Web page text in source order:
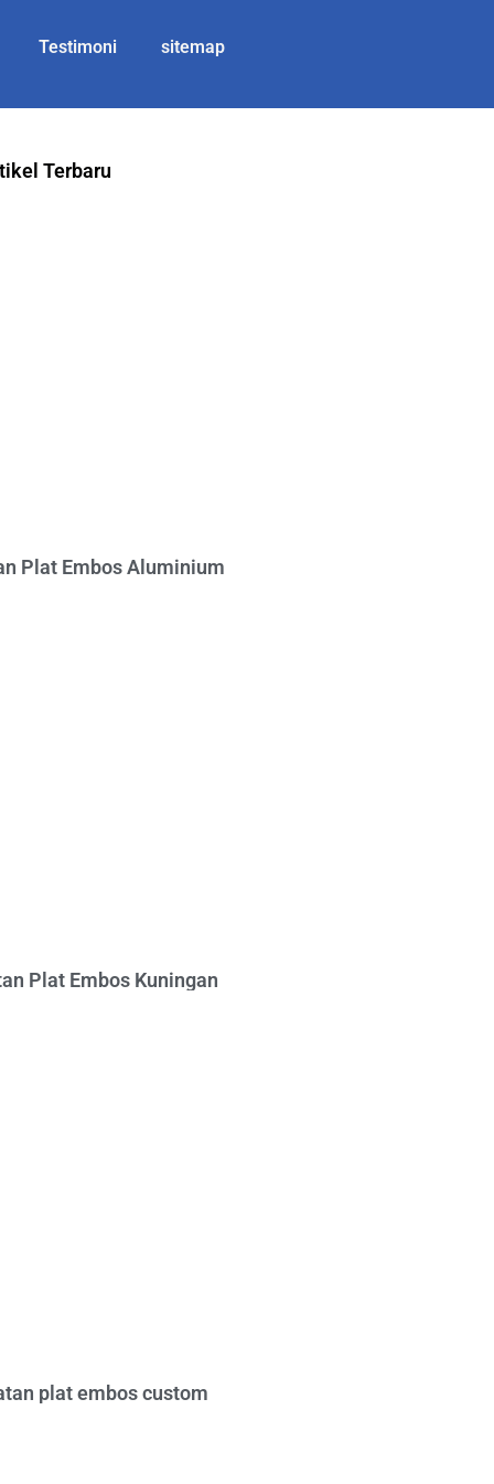
Testimoni sitemap
Terbaru
Plat Embos Aluminium
Plat Embos Kuningan
plat embos custom